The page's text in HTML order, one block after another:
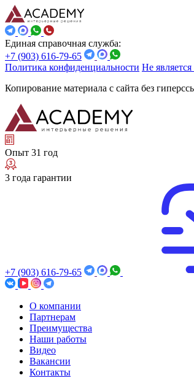
Единая справочная служба:
+7 (903) 616-79-65
Политика конфиденциальности Не
Копирование материала с сайта без
Опыт 31 год
3 года гарантии
+7 (903) 616-79-65
О компании
Партнерам
Преимущества
Наши работы
Видео
Вакансии
Контакты